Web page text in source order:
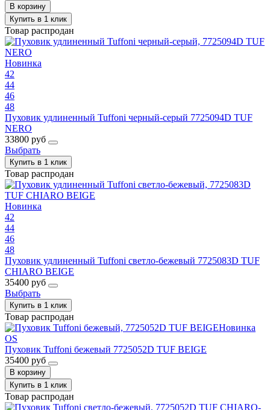
В корзину
Купить в 1 клик
Товар распродан
Новинка
42
44
46
48
Пуховик удлиненный Tuffoni черный-серый 7725094D TUF
NERO
33800 руб
Выбрать
Купить в 1 клик
Товар распродан
Новинка
42
44
46
48
Пуховик удлиненный Tuffoni светло-бежевый 7725083D TUF
CHIARO BEIGE
35400 руб
Выбрать
Купить в 1 клик
Товар распродан
Новинка
OS
Пуховик Tuffoni бежевый 7725052D TUF BEIGE
35400 руб
В корзину
Купить в 1 клик
Товар распродан